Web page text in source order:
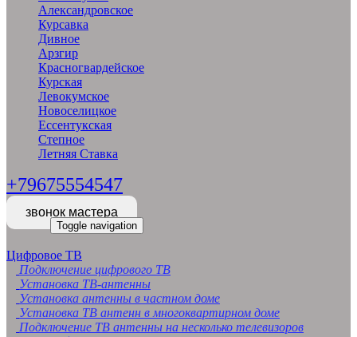
Александровское
Курсавка
Дивное
Арзгир
Красногвардейское
Курская
Левокумское
Новоселицкое
Ессентукская
Степное
Летняя Ставка
+79675554547
звонок мастера
Toggle navigation
Цифровое ТВ
Подключение цифрового ТВ
Установка ТВ-антенны
Установка антенны в частном доме
Установка ТВ антенн в многоквартирном доме
Подключение ТВ антенны на несколько телевизоров